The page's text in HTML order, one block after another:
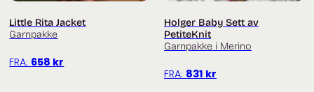
Little Rita Jacket
Garnpakke
FRA: 658 kr
Holger Baby Sett av
PetiteKnit
Garnpakke i Merino
FRA: 831 kr